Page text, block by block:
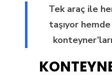
Tek araç ile
taşıyor